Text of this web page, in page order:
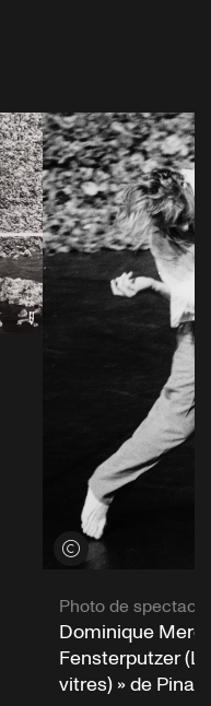
Voir les crédits
Photo de spectacle
Dominique
Fensterputzer
vitres) » de Pina